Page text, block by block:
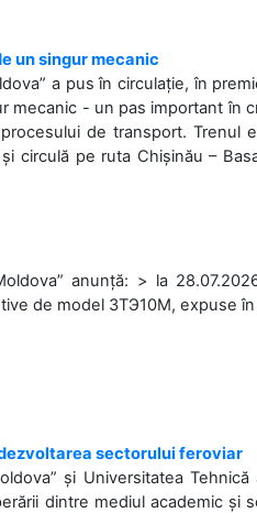
un singur mecanic
a pus în circulație, în
mecanic - un pas important în
de transport.
circulă pe ruta Chișinău –
anunță: > la
de model 3ТЭ10М, expuse în
sectorului feroviar
și Universitatea
dintre mediul academic și